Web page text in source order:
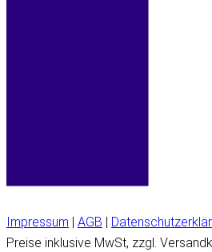
Impressum AGB
Preise inklusive MwSt, zzgl.